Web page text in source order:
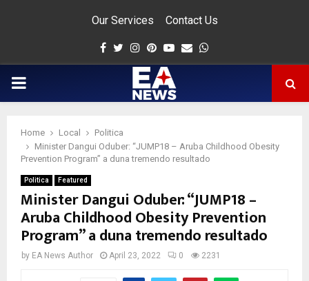
Our Services Contact Us
Facebook
Twitter
Instagram
Pinterest
Youtube
Email
PRIMARY
Home Local
Politica
Minister Dangui Oduber: “JUMP18 – Aruba Childhood Obesity
Prevention Program” a duna tremendo resultado
Politica Featured
Minister Dangui Oduber: “JUMP18 –
Aruba Childhood Obesity Prevention
Program” a duna tremendo resultado
by EA News Author April 23, 2022 0 2231